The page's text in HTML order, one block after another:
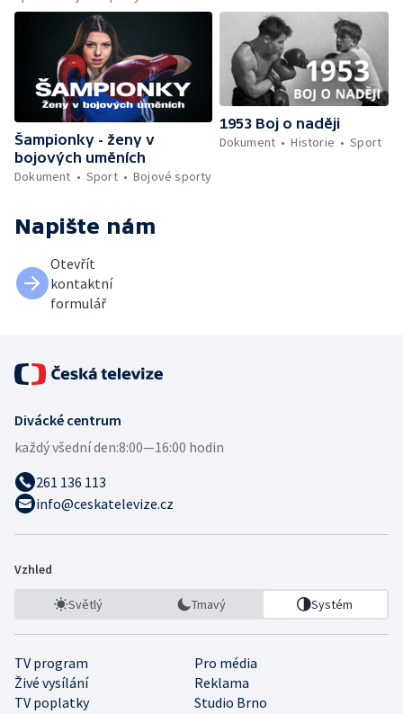
Šampionky - ženy v
bojových uměních
Dokument
Sport Bojové sporty
1953 Boj o naději
Dokument
Historie Sport
Napište nám
Otevřít
kontaktní
formulář
Divácké centrum
každý všední den:8:00—16:00 hodin
261 136 113
info@ceskatelevize.cz
Vzhled
Světlý Tmavý Systém
TV program
Pro média
Živé vysílání
Reklama
TV poplatky
Studio Brno